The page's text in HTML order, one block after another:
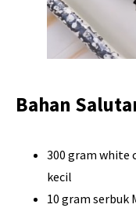
Bahan
300 gram white
kecil
10 gram serbuk